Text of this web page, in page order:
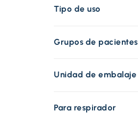
Tipo de uso
Grupos de pacientes
Unidad de embalaje
Para respirador